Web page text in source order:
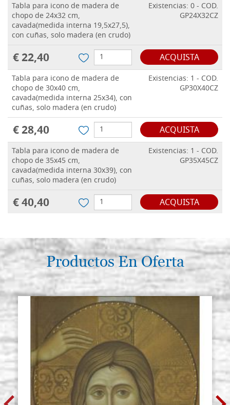
Tabla para icono de madera de
chopo de 24x32 cm,
cavada(medida interna 19,5x27,5),
con cuñas, solo madera (en crudo)
Existencias: 0 - COD.
GP24X32CZ
€ 22,40 ACQUISTA
Tabla para icono de madera de
chopo de 30x40 cm,
cavada(medida interna 25x34), con
cuñas, solo madera (en crudo)
Existencias: 1 - COD.
GP30X40CZ
€ 28,40 ACQUISTA
Tabla para icono de madera de
chopo de 35x45 cm,
cavada(medida interna 30x39), con
cuñas, solo madera (en crudo)
Existencias: 1 - COD.
GP35X45CZ
€ 40,40 ACQUISTA
cavada(medida interna 34,5x43,5),
con cuñas, solo madera (en crudo)
€ 47,40 ACQUISTA
Tabla para icono de madera de
chopo de 45x55 cm,
cavada(medida interna 39x48), con
cuñas, solo madera (en crudo)
Existencias: 0 - COD.
€ 54,80 ACQUISTA
Tabla para icono de madera de
chopo de 50x60 cm,
cavada(medida interna 44x53,2),
con cuñas, solo madera (en crudo)
Existencias: 1 - COD.
GP50X60CZ
Productos En Oferta